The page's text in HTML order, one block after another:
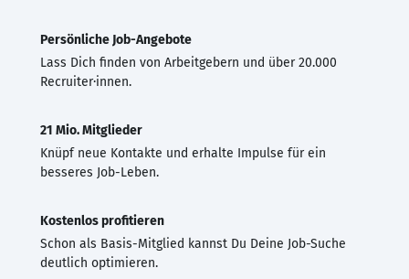
Persönliche Job-Angebote
Lass Dich finden von Arbeitgebern und über 20.000
Recruiter·innen.
21 Mio. Mitglieder
Knüpf neue Kontakte und erhalte Impulse für ein
besseres Job-Leben.
Kostenlos profitieren
Schon als Basis-Mitglied kannst Du Deine Job-Suche
deutlich optimieren.